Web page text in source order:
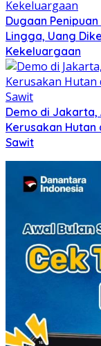
Dugaan
Lingga, Uang
Kekeluargaan
Demo di Jakarta,
Kerusakan
Sawit